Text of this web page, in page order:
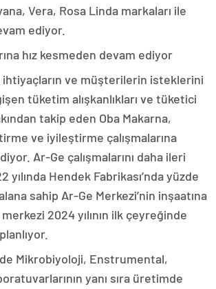
Vera, Rosa Linda markaları ile
ediyor.
hız kesmeden devam ediyor
ihtiyaçların ve müşterilerin isteklerini
tüketim alışkanlıkları ve tüketici
takip eden Oba Makarna,
ve iyileştirme çalışmalarına
Ar-Ge çalışmalarını daha ileri
yılında Hendek Fabrikası’nda yüzde
sahip Ar-Ge Merkezi’nin inşaatına
2024 yılının ilk çeyreğinde
Mikrobiyoloji, Enstrumental,
yanı sıra üretimde